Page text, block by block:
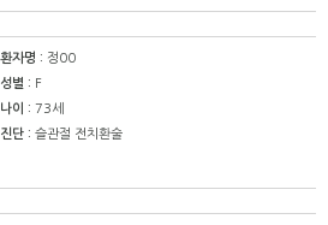
환자명 : 정00
성별 : F
나이 : 73세
진단 : 슬관절 전치환술